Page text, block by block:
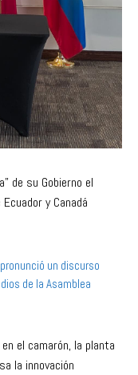
de su Gobierno el
y Canadá
el camarón, la planta
la innovación